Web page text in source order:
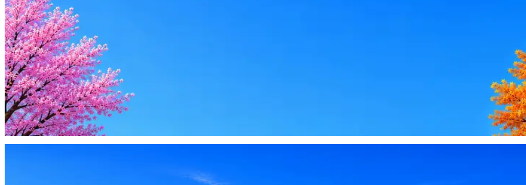
AI-адаптация отклика под вакансию
AI генерация сопроводительных писем
4 990 ₽/мес
Купить доступ
Будьте осторожны: если работодатель просит войти через Google, iCloud или Госуслуги, прислать код или пароль, запустить
деньги — это мошенники.
Жмите Пожаловаться ·Гайд по безопасности